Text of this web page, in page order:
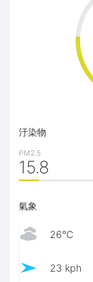
汙染物
PM2.5
15.8
氣象
26℃
23 kph